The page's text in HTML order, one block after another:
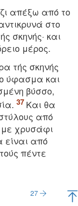
απέξω από το
στο
σκηνής· και
μέρος.
τής σκηνής
ύφασμα και
βύσσο,
Kαι θα
από
με χρυσάφι
είναι από
πέντε
27